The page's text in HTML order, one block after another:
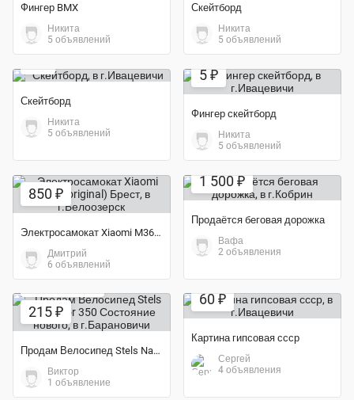
Фингер BMX
Никита
5 объявлений
Скейтборд
Никита
5 объявлений
Экономия 60%
Скейтборд
Никита
5 объявлений
5 ₽
Фингер скейтборд
Никита
5 объявлений
850 ₽
Электросамокат Xiaomi M365 (original) Брест
Дмитрий
6 объявлений
1 500 ₽
Продаётся беговая дорожка
Вафа
2 объявления
215 ₽
Продам Велосипед Stels Navigator 350 Состояние нового
Виктор
1 объявление
60 ₽
Картина гипсовая ссср
Сергей
4 объявления